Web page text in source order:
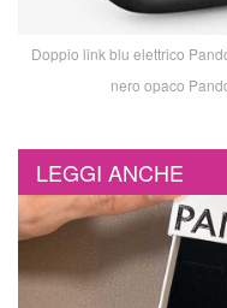
Doppio link blu elettrico
nero opaco
LEGGI ANCHE